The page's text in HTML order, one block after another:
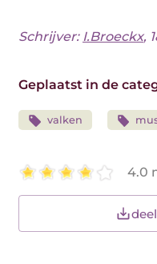
Schrijver: I.Broeckx,
Geplaatst in de
valken
4.0